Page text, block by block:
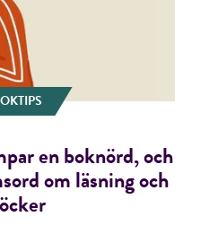
en boknörd, och
om läsning och